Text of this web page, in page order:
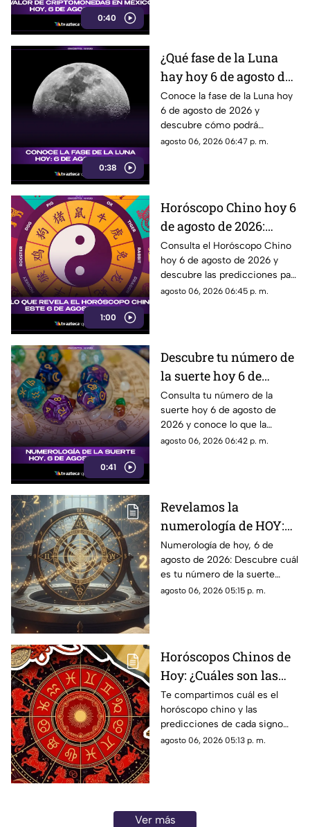
0:40
0:38
¿Qué fase de la Luna
hay hoy 6 de agosto de
2026? Descubre cómo
se verá el satélite esta
noche
Conoce la fase de la Luna hoy
6 de agosto de 2026 y
descubre cómo podrá
observarse el satélite natural
agosto 06, 2026 06:47 p. m.
1:00
Horóscopo Chino hoy 6
de agosto de 2026:
predicciones para cada
signo del zodiaco chino
Consulta el Horóscopo Chino
hoy 6 de agosto de 2026 y
descubre las predicciones para
el amor, dinero, salud y trabajo.
agosto 06, 2026 06:45 p. m.
0:41
Descubre tu número de
la suerte hoy 6 de
agosto de 2026 según la
numerología y su
significado
Consulta tu número de la
suerte hoy 6 de agosto de
2026 y conoce lo que la
numerología revela para este
agosto 06, 2026 06:42 p. m.
Revelamos la
numerología de HOY:
Conoce el número de la
suerte de este jueves 6
de agosto de 2026, para
cada signo del zodiaco
Numerología de hoy, 6 de
agosto de 2026: Descubre cuál
es tu número de la suerte
según tu signo zodiacal.
agosto 06, 2026 05:15 p. m.
Horóscopos Chinos de
Hoy: ¿Cuáles son las
predicciones para este
jueves 6 de agosto de
2026?
Te compartimos cuál es el
horóscopo chino y las
predicciones de cada signo
para el día de hoy, jueves 6 de
agosto 06, 2026 05:13 p. m.
Ver más